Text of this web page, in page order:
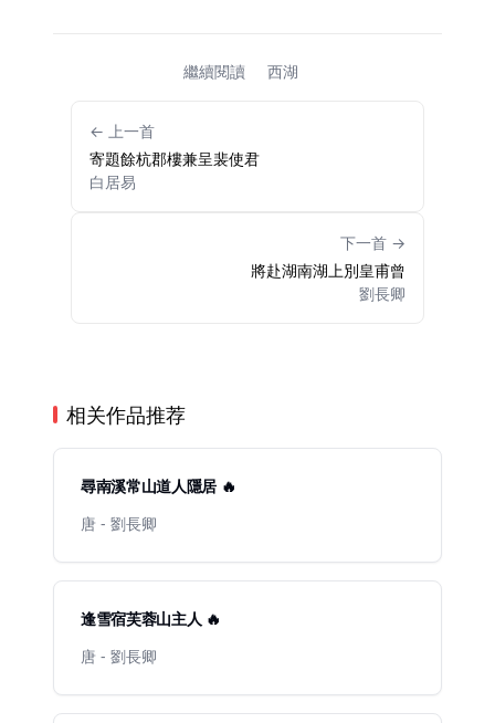
繼續閱讀 西湖
← 上一首
寄題餘杭郡樓兼呈裴使君
白居易
下一首 →
將赴湖南湖上別皇甫曾
劉長卿
相关作品推荐
尋南溪常山道人隱居 🔥
唐 - 劉長卿
逢雪宿芙蓉山主人 🔥
唐 - 劉長卿